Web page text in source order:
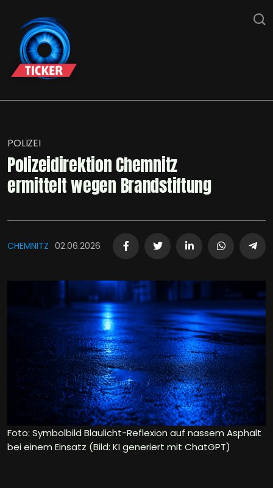
POLIZEI
Polizeidirektion Chemnitz
ermittelt wegen Brandstiftung
CHEMNITZ 02.06.2026
Foto: Symbolbild Blaulicht-Reflexion auf nassem Asphalt
bei einem Einsatz (Bild: KI generiert mit ChatGPT)